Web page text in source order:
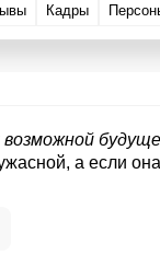
Кадры
а если